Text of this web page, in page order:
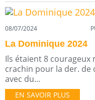
08/07/2024
La Dominique 2024
Ils étaient 8
crachin pour la der. de
avec du...
EN SAVOIR PLUS